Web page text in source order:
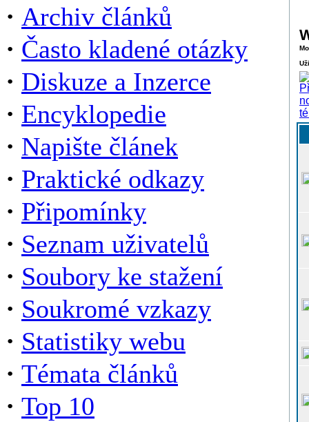
· Archiv článků
· Často kladené otázky
· Diskuze a Inzerce
· Encyklopedie
· Napište článek
· Praktické odkazy
· Připomínky
· Seznam uživatelů
· Soubory ke stažení
· Soukromé vzkazy
· Statistiky webu
· Témata článků
· Top 10